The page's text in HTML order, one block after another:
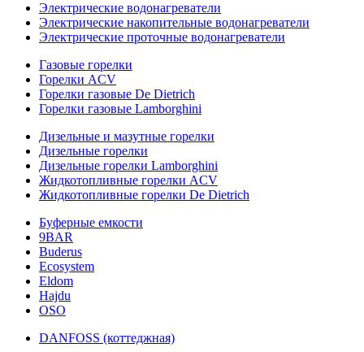
Электрические водонагреватели
Электрические накопительные водонагреватели
Электрические проточные водонагреватели
Газовые горелки
Горелки ACV
Горелки газовые De Dietrich
Горелки газовые Lamborghini
Дизельные и мазутные горелки
Дизельные горелки
Дизельные горелки Lamborghini
Жидкотопливные горелки ACV
Жидкотопливные горелки De Dietrich
Буферные емкости
9BAR
Buderus
Ecosystem
Eldom
Hajdu
OSO
DANFOSS (коттеджная)